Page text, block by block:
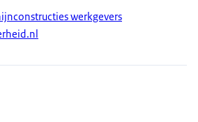
werkgevers